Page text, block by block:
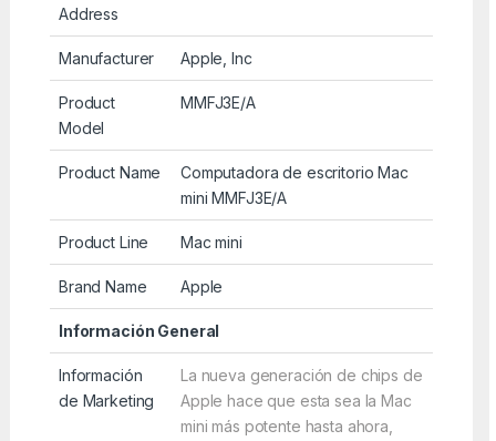
Address
Manufacturer Apple, Inc
Product
Model
MMFJ3E/A
Product Name
Computadora de escritorio Mac
mini MMFJ3E/A
Product Line Mac mini
Brand Name Apple
Información General
Información
de Marketing
La nueva generación de chips de
Apple hace que esta sea la Mac
mini más potente hasta ahora,